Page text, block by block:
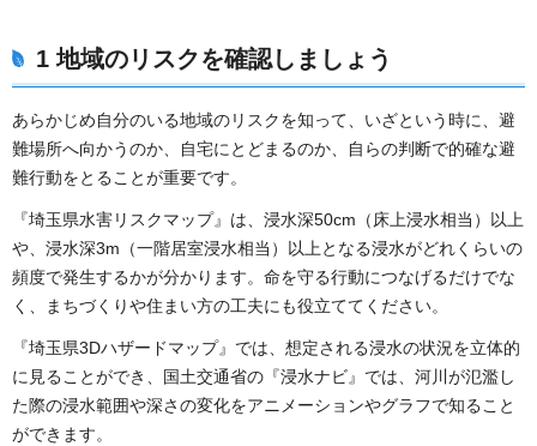
1 地域のリスクを確認しましょう
あらかじめ自分のいる地域のリスクを知って、いざという時に、避
難場所へ向かうのか、自宅にとどまるのか、自らの判断で的確な避
難行動をとることが重要です。
『埼玉県水害リスクマップ』は、浸水深50cm（床上浸水相当）以上
や、浸水深3m（一階居室浸水相当）以上となる浸水がどれくらいの
頻度で発生するかが分かります。命を守る行動につなげるだけでな
く、まちづくりや住まい方の工夫にも役立ててください。
『埼玉県3Dハザードマップ』では、想定される浸水の状況を立体的
に見ることができ、国土交通省の『浸水ナビ』では、河川が氾濫し
た際の浸水範囲や深さの変化をアニメーションやグラフで知ること
ができます。